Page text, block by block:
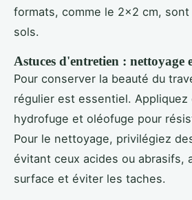
formats, comme le 2x2 cm, sont
sols.
Astuces d'entretien : nettoyage
Pour conserver la beauté du
régulier est essentiel.
hydrofuge et oléofuge pour
Pour le nettoyage, privilégiez
évitant ceux acides ou abrasifs,
surface et éviter les taches.